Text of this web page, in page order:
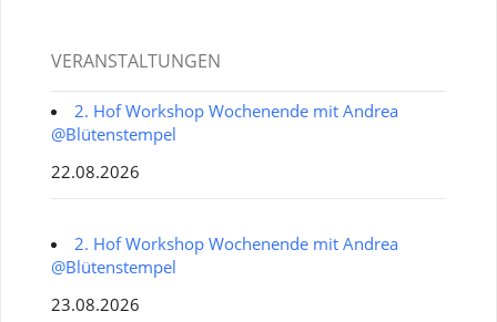
VERANSTALTUNGEN
2. Hof Workshop Wochenende mit Andrea
@Blütenstempel
22.08.2026
2. Hof Workshop Wochenende mit Andrea
@Blütenstempel
23.08.2026